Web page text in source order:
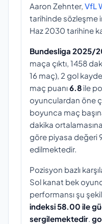
Aaron Zehnter, VfL
tarihinde sözleşme
Haz 2030 tarihine
Bundesliga 2025/
maça çıktı, 1458
16 maç), 2 gol
maç puanı 6.8ile
oyunculardan öne
boyunca maç
dakika
göre piyasa değeri
edilmektedir.
Pozisyon bazlı
Sol kanat bek
performansı şu
indeksi 58.00 ile
sergilemektedir